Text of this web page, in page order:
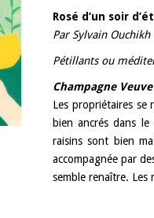
Rosé d’un soir
Par Sylvain
Pétillants ou
Champagne
Les propriétaires se
bien ancrés dans
raisins sont bien
accompagnée par
semble renaître. Les